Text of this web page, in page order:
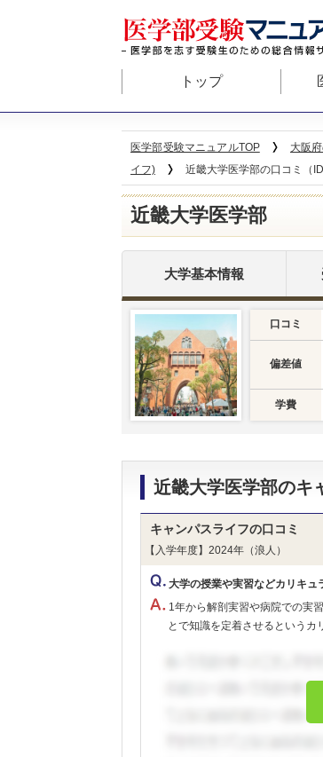
トップ
医学部受験マニュアルTOP 大阪
イフ)
近畿大学医学部の口コミ（
近畿大学医学部
大学基本情報
口コミ
偏差値
学費
近畿大学医学部のキ
キャンパスライフの口コミ
【入学年度】2024年（浪人）
大学の授業や実習などカリキュ
1年から解剖実習や病院での実
とで知識を定着させるというカ